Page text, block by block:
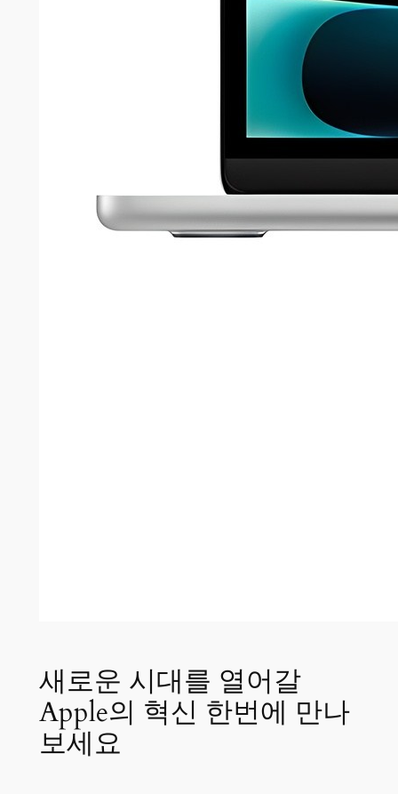
새로운 시대를 열어갈
Apple의 혁신 한번에 만나
보세요